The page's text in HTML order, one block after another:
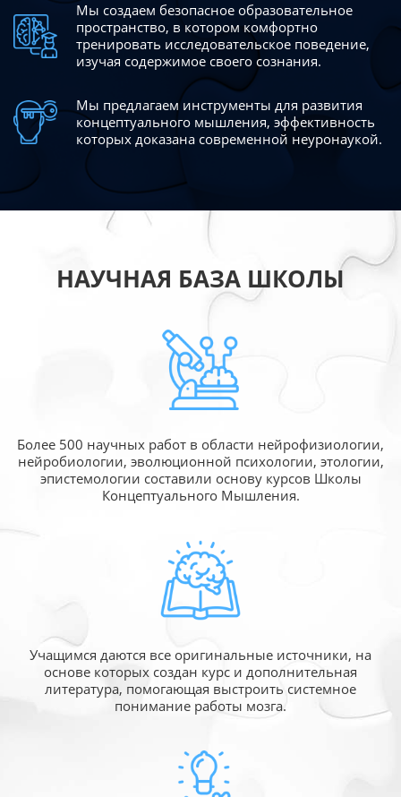
Мы создаем безопасное образовательное
пространство, в котором комфортно
тренировать исследовательское поведение,
изучая содержимое своего сознания.
Мы предлагаем инструменты для развития
концептуального мышления, эффективность
которых доказана современной неуронаукой.
НАУЧНАЯ БАЗА ШКОЛЫ
Более 500 научных работ в области нейрофизиологии,
нейробиологии, эволюционной психологии, этологии,
эпистемологии составили основу курсов Школы
Концептуального Мышления.
Учащимся даются все оригинальные источники, на
основе которых создан курс и дополнительная
литература, помогающая выстроить системное
понимание работы мозга.